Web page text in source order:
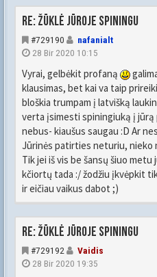
Re: Žūklė jūroje spiningu
#729190
nafanialt
28 Bir 2020 10:15
Vyrai, gelbėkit profaną
klausimas, bet kai va taip
bloškia trumpam į latvišką
verta įsimesti spiningiuką į jūrą
nebus- kiaušus saugau :D Ar
Jūrinės patirties neturiu, nieko
Tik jei iš vis be šansų šiuo
kčiortų tada :/ žodžiu įkvėpkit
ir eičiau vaikus dabot ;)
Re: Žūklė jūroje spiningu
#729192
Vaidis
28 Bir 2020 19:35